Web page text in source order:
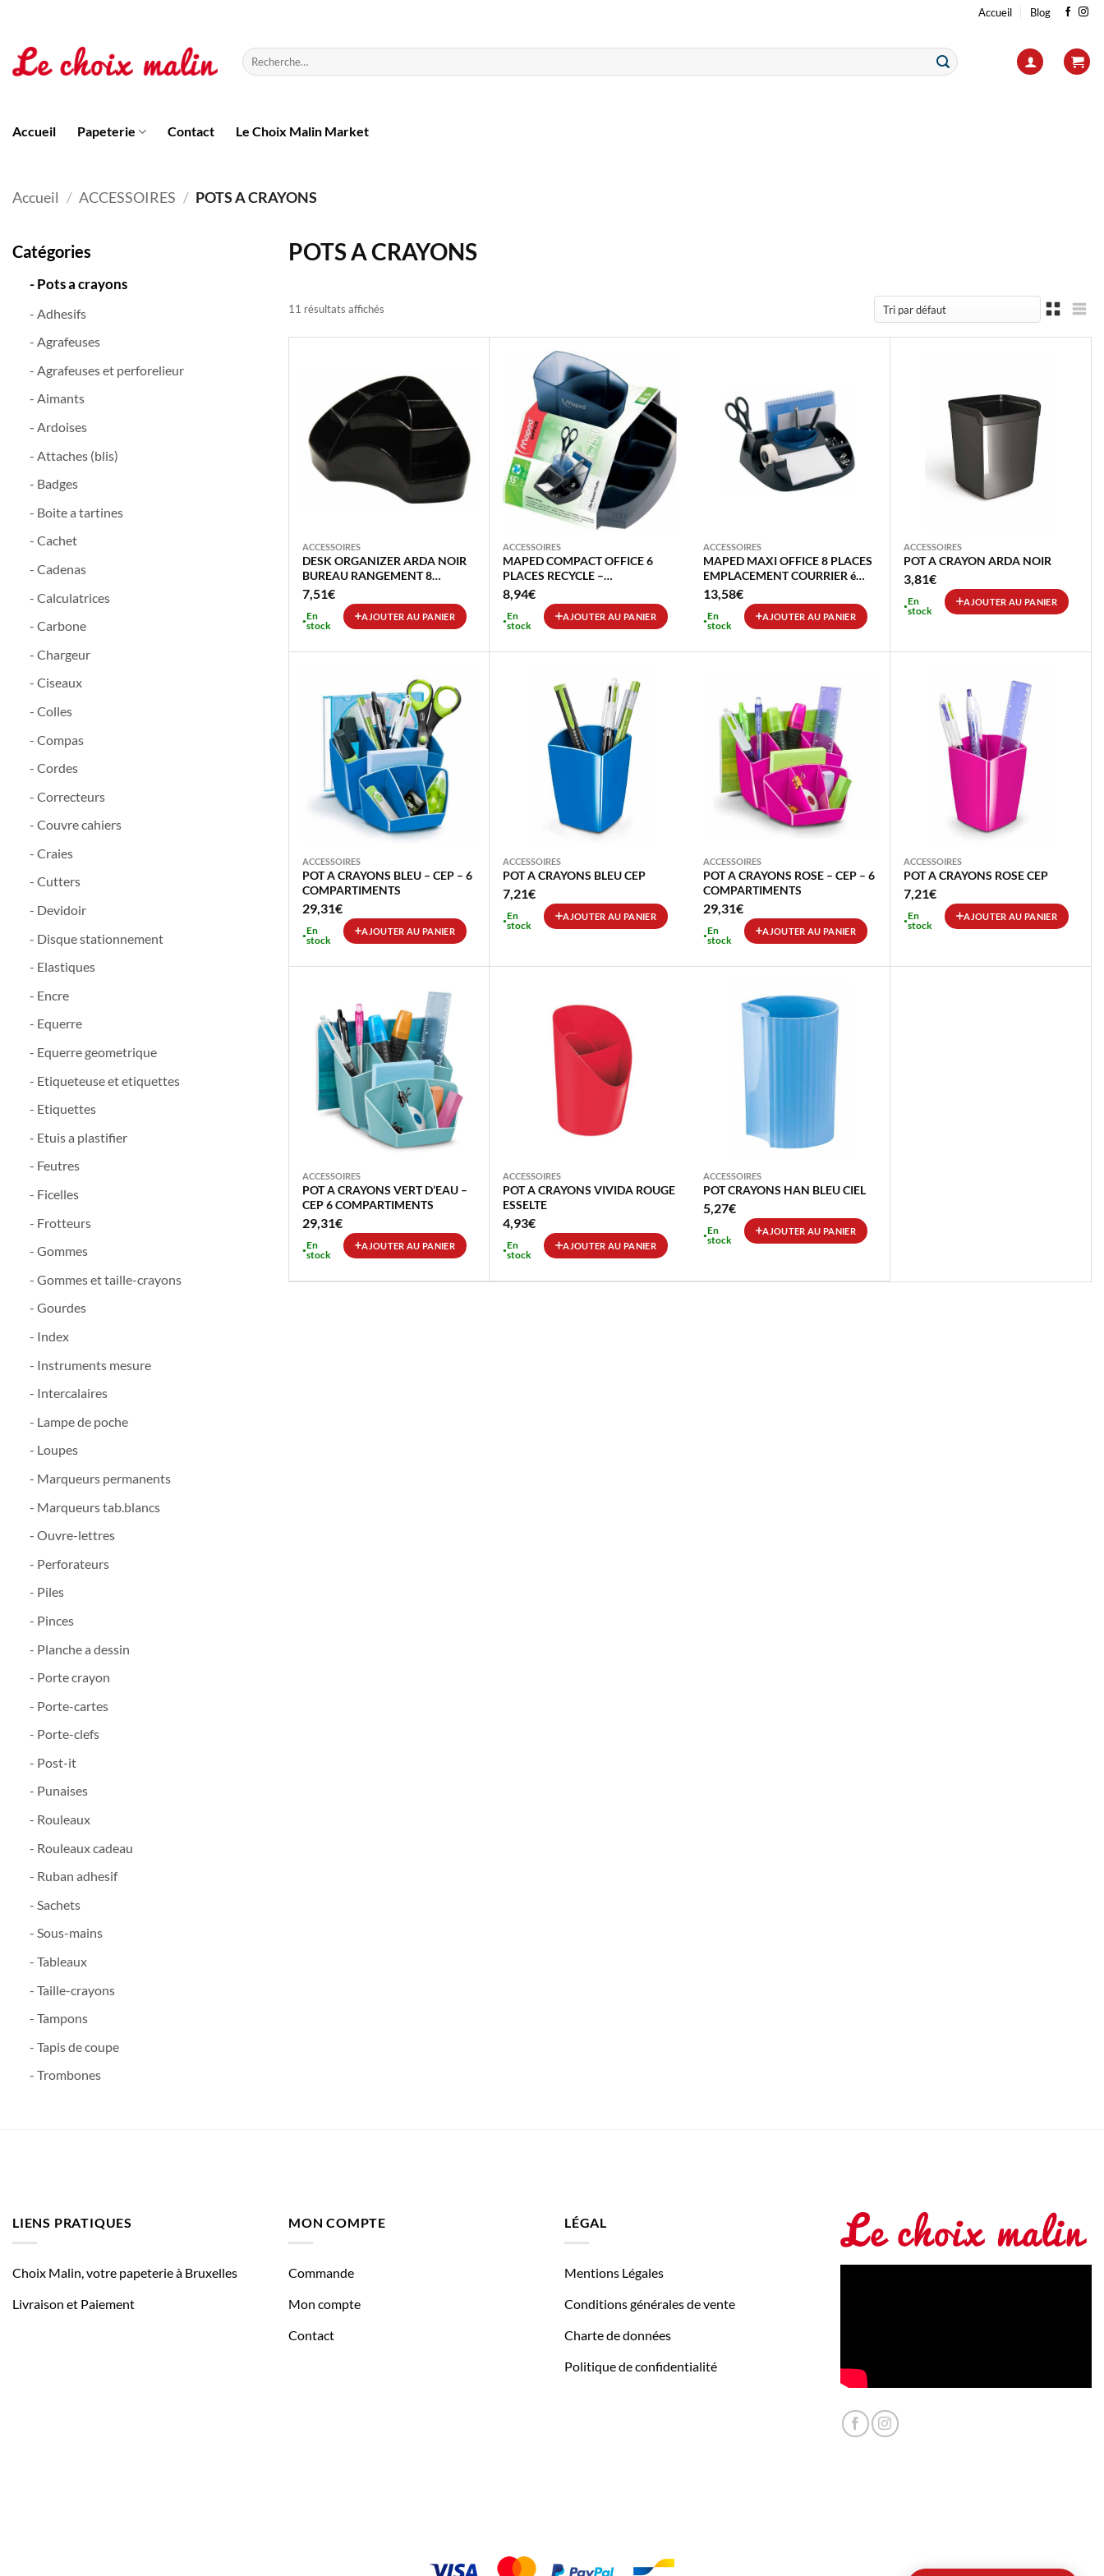
contenu
Accueil Blog
Recherche
pour :
Accueil Papeterie Contact Le Choix Malin Market
Accueil / ACCESSOIRES / POTS A CRAYONS
Catégories
- Pots a crayons
- Adhesifs
- Agrafeuses
- Agrafeuses et perforelieur
- Aimants
- Ardoises
- Attaches (blis)
- Badges
- Boite a tartines
- Cachet
- Cadenas
- Calculatrices
- Carbone
- Chargeur
- Ciseaux
- Colles
- Compas
- Cordes
- Correcteurs
- Couvre cahiers
- Craies
- Cutters
- Devidoir
- Disque stationnement
- Elastiques
- Encre
- Equerre
- Equerre geometrique
- Etiqueteuse et etiquettes
- Etiquettes
- Etuis a plastifier
- Feutres
- Ficelles
- Frotteurs
- Gommes
- Gommes et taille-crayons
- Gourdes
- Index
- Instruments mesure
- Intercalaires
- Lampe de poche
- Loupes
- Marqueurs permanents
- Marqueurs tab.blancs
- Ouvre-lettres
- Perforateurs
- Piles
- Pinces
- Planche a dessin
- Porte crayon
- Porte-cartes
- Porte-clefs
- Post-it
- Punaises
- Rouleaux
- Rouleaux cadeau
- Ruban adhesif
- Sachets
- Sous-mains
- Tableaux
- Taille-crayons
- Tampons
- Tapis de coupe
- Trombones
POTS A CRAYONS
11 résultats affichés
ACCESSOIRES
DESK ORGANIZER ARDA NOIR
BUREAU RANGEMENT 8
COMPARTIM
7,51€
En
stock
AJOUTER AU PANIER
ACCESSOIRES
MAPED COMPACT OFFICE 6
PLACES RECYCLE –
EMPLACEMENT COURRIER
8,94€
En
stock
AJOUTER AU PANIER
ACCESSOIRES
MAPED MAXI OFFICE 8 PLACES
EMPLACEMENT COURRIER é
POST-IT DEROULEUR ADHESIF
19X33M
13,58€
En
stock
AJOUTER AU PANIER
ACCESSOIRES
POT A CRAYON ARDA NOIR
3,81€
En
stock
AJOUTER AU PANIER
ACCESSOIRES
POT A CRAYONS BLEU – CEP – 6
COMPARTIMENTS
29,31€
En
stock
AJOUTER AU PANIER
ACCESSOIRES
POT A CRAYONS BLEU CEP
7,21€
En
stock
AJOUTER AU PANIER
ACCESSOIRES
POT A CRAYONS ROSE – CEP – 6
COMPARTIMENTS
29,31€
En
stock
AJOUTER AU PANIER
ACCESSOIRES
POT A CRAYONS ROSE CEP
7,21€
En
stock
AJOUTER AU PANIER
ACCESSOIRES
POT A CRAYONS VERT D’EAU –
CEP 6 COMPARTIMENTS
29,31€
En
stock
AJOUTER AU PANIER
ACCESSOIRES
POT A CRAYONS VIVIDA ROUGE
ESSELTE
4,93€
En
stock
AJOUTER AU PANIER
ACCESSOIRES
POT CRAYONS HAN BLEU CIEL
5,27€
En
stock
AJOUTER AU PANIER
LIENS PRATIQUES
Choix Malin, votre papeterie à Bruxelles
Livraison et Paiement
MON COMPTE
Commande
Mon compte
Contact
LÉGAL
Mentions Légales
Conditions générales de vente
Charte de données
Politique de confidentialité